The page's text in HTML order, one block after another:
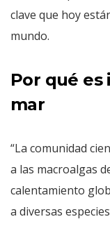
clave que hoy
mundo.
Por qué
mar
“La comunidad
a las macroalgas
calentamiento
a diversas